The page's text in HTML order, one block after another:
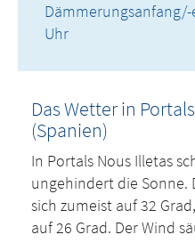
Dämmerungsanfang/-
Uhr
Das Wetter in
(Spanien)
In Portals Nous Illetas
ungehindert die Sonne.
sich zumeist auf 32
auf 26 Grad. Der Wind